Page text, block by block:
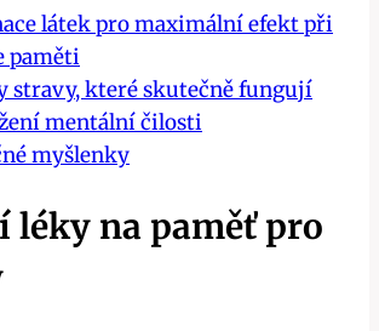
látek pro maximální efekt při
paměti
stravy, které skutečně fungují
mentální čilosti
myšlenky
léky na paměť pro